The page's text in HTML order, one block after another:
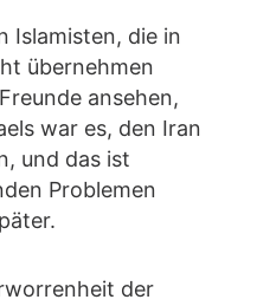
Islamisten, die in
übernehmen
ansehen,
war es, den Iran
und das ist
Problemen
der